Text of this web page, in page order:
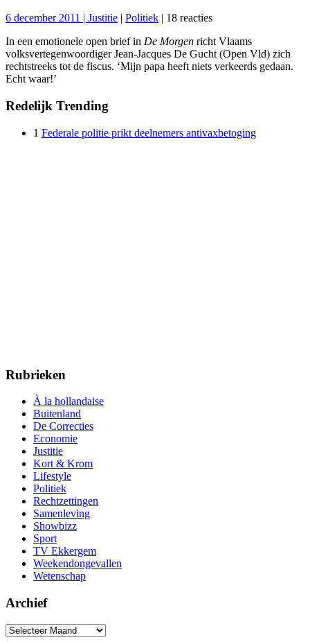
6 december 2011 | Justitie | Politiek | 18 reacties
In een emotionele open brief in De Morgen richt Vlaams
volksvertegenwoordiger Jean-Jacques De Gucht (Open Vld) zich
rechtstreeks tot de fiscus. ‘Mijn papa heeft niets verkeerds gedaan.
Echt waar!’
Redelijk Trending
1 Federale politie prikt deelnemers antivaxbetoging
Rubrieken
À la hollandaise
Buitenland
De Correcties
Economie
Justitie
Kort & Krom
Lifestyle
Politiek
Rechtzettingen
Samenleving
Showbizz
Sport
TV Ekkergem
Weekendongevallen
Wetenschap
Archief